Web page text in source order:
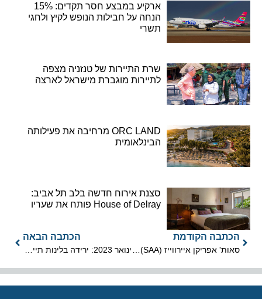
ארקיע במבצע חסר תקדים: 15%
הנחה על חבילות הנופש לקיץ ולחגי
תשרי
שרת התיירות של טנזניה מצפה
לתיירות מוגברת מישראל לארצה
ORC LAND מרחיבה את פעילותה
הבינלאומית
סצנת אירוח חדשה בלב תל אביב:
House of Delray פותח את שעריו
הכתבה הקודמת הכתבה הבאה